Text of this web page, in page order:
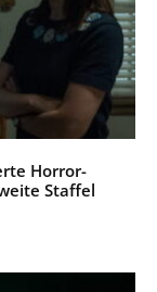
Horror-
Staffel